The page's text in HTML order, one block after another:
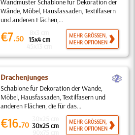
Wandmuster Schablone für Dekoration der
Wände, Möbel, Hausfassaden, Textilfasern
und anderen Flächen,...
€7.50 15x4 cm
MEHR GRÖSSEN,
MEHR OPTIONEN
Drachenjunges b
Schablone für Dekoration der Wände,
Möbel, Hausfassaden, Textilfasern und
anderen Flächen, die für das...
€16.70 30x25 cm
MEHR GRÖSSEN,
MEHR OPTIONEN